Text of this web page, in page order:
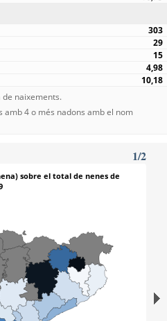
303
29
15
4,98
10,18
de naixements.
4 o més nadons amb el nom